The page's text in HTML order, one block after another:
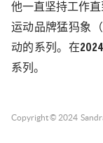
他一直坚持工作
运动品牌猛犸象（
动的系列。在2024
系列。
Copyright © 2024